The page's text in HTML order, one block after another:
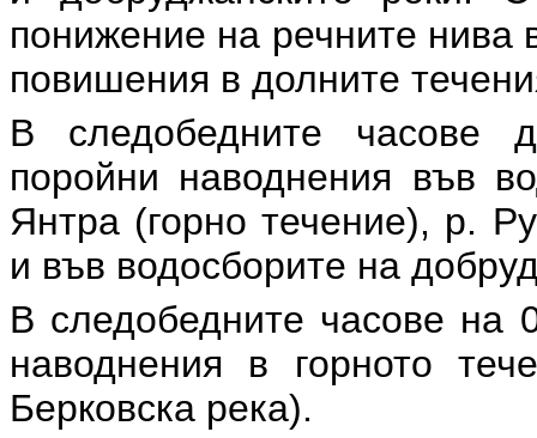
понижение на речните нива
повишения в долните
В следобедните часове
поройни наводнения във
Янтра (горно течение), р.
и във водосборите на
В следобедните часове на
наводнения в горното
Берковска река).